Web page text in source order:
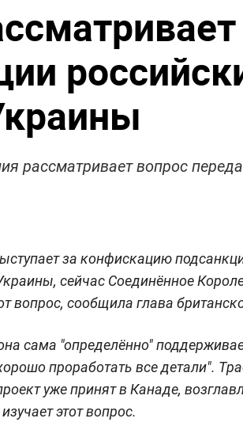
рассматривает вопрос
за конфискацию
сейчас Соединённое
вопрос, сообщила глава
сама "определённо"
проработать все детали".
уже принят в Канаде,
этот вопрос.